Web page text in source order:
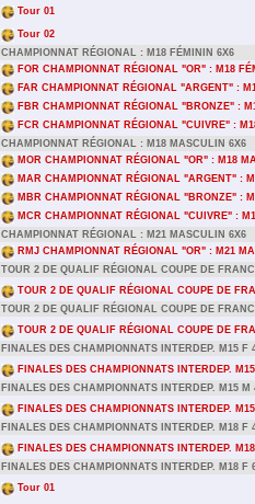
Tour 01
Tour 02
CHAMPIONNAT RÉGIONAL : M18 FÉMININ 6X6
FOR CHAMPIONNAT RÉGIONAL "OR" : M18
FAR CHAMPIONNAT RÉGIONAL "ARGENT" :
FBR CHAMPIONNAT RÉGIONAL "BRONZE" :
FCR CHAMPIONNAT RÉGIONAL "CUIVRE" :
CHAMPIONNAT RÉGIONAL : M18 MASCULIN 6X6
MOR CHAMPIONNAT RÉGIONAL "OR" : M18
MAR CHAMPIONNAT RÉGIONAL "ARGENT" :
MBR CHAMPIONNAT RÉGIONAL "BRONZE" :
MCR CHAMPIONNAT RÉGIONAL "CUIVRE" :
CHAMPIONNAT RÉGIONAL : M21 MASCULIN 6X6
RMJ CHAMPIONNAT RÉGIONAL "OR" : M21
TOUR 2 DE QUALIF RÉGIONAL COUPE DE
TOUR 2 DE QUALIF RÉGIONAL COUPE DE
TOUR 2 DE QUALIF RÉGIONAL COUPE DE
TOUR 2 DE QUALIF RÉGIONAL COUPE DE
FINALES DES CHAMPIONNATS INTERDEP. M15 F
FINALES DES CHAMPIONNATS INTERDEP.
FINALES DES CHAMPIONNATS INTERDEP. M15 M
FINALES DES CHAMPIONNATS INTERDEP.
FINALES DES CHAMPIONNATS INTERDEP. M18 F
FINALES DES CHAMPIONNATS INTERDEP.
FINALES DES CHAMPIONNATS INTERDEP. M18 F
Tour 01